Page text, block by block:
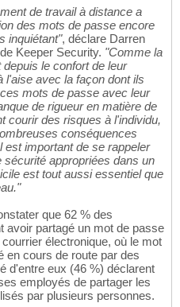
de travail à distance a
des mots de passe encore
inquiétant", déclare Darren
Keeper Security. "Comme la
le confort de leur
l'aise avec la façon dont ils
mots de passe avec leur
de rigueur en matière de
courir des risques à l'individu,
conséquences
est important de se rappeler
appropriées dans un
est tout aussi essentiel que
que 62 % des
avoir partagé un mot de passe
électronique, où le mot
en cours de route par des
d'entre eux (46 %) déclarent
employés de partager les
par plusieurs personnes.